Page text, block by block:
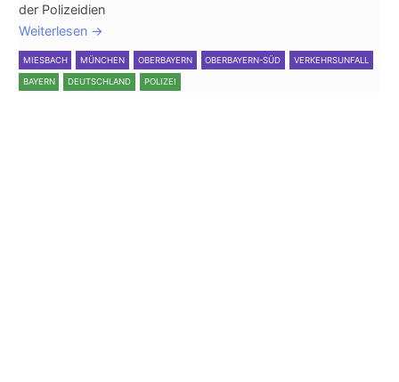
der Polizeidien
Weiterlesen →
MIESBACH MÜNCHEN OBERBAYERN OBERBAYERN-SÜD VERKEHRSUNFALL
BAYERN DEUTSCHLAND POLIZEI